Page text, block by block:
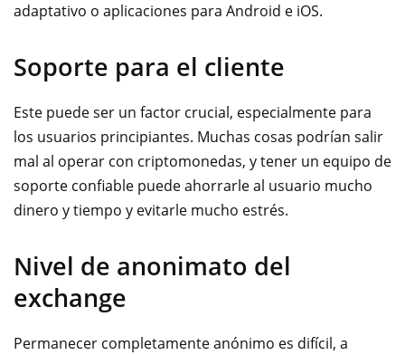
adaptativo o aplicaciones para Android e iOS.
Soporte para el cliente
Este puede ser un factor crucial, especialmente para
los usuarios principiantes. Muchas cosas podrían salir
mal al operar con criptomonedas, y tener un equipo de
soporte confiable puede ahorrarle al usuario mucho
dinero y tiempo y evitarle mucho estrés.
Nivel de anonimato del
exchange
Permanecer completamente anónimo es difícil, a